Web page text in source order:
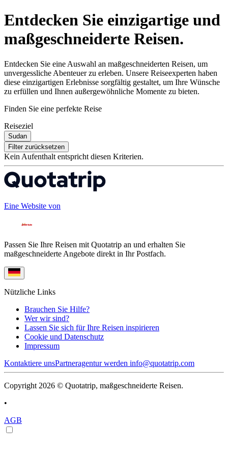
Entdecken Sie einzigartige und
maßgeschneiderte Reisen.
Entdecken Sie eine Auswahl an maßgeschneiderten Reisen, um
unvergessliche Abenteuer zu erleben. Unsere Reiseexperten haben
diese einzigartigen Erlebnisse sorgfältig gestaltet, um Ihre Wünsche
zu erfüllen und Ihnen außergewöhnliche Momente zu bieten.
Finden Sie eine perfekte Reise
Reiseziel
Sudan
Filter zurücksetzen
Kein Aufenthalt entspricht diesen Kriterien.
Eine Website von
Passen Sie Ihre Reisen mit Quotatrip an und erhalten Sie
maßgeschneiderte Angebote direkt in Ihr Postfach.
Nützliche Links
Brauchen Sie Hilfe?
Wer wir sind?
Lassen Sie sich für Ihre Reisen inspirieren
Cookie und Datenschutz
Impressum
Kontaktiere unsPartneragentur werden info@quotatrip.com
Copyright 2026 © Quotatrip, maßgeschneiderte Reisen.
•
AGB